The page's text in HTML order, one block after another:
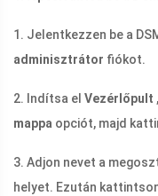
1. Jelentkezzen be a
adminisztrátor fiókot.
2. Indítsa el Vezérlőpult
mappa opciót, majd
3. Adjon nevet a
helyet. Ezután